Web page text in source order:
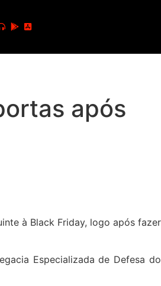
após
à Black Friday, logo após fazer
Especializada de Defesa do